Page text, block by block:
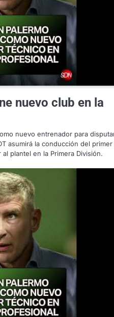
nuevo club en la
nuevo entrenador para
asumirá la conducción del primer
plantel en la Primera División.